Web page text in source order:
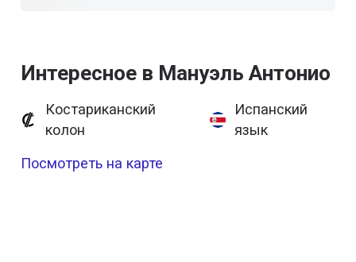
Интересное в Мануэль Антонио
Костариканский
колон
Испанский
язык
Посмотреть на карте